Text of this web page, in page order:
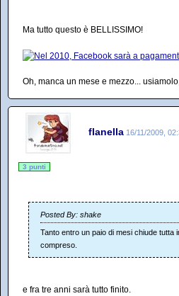
Ma tutto questo è BELLISSIMO!
Oh, manca un mese e mezzo...
flanella 16/11/2009,
3 punti
Posted By: shake
Tanto entro un paio di mesi chiude tutta
compreso.
e fra tre anni sarà tutto finito.